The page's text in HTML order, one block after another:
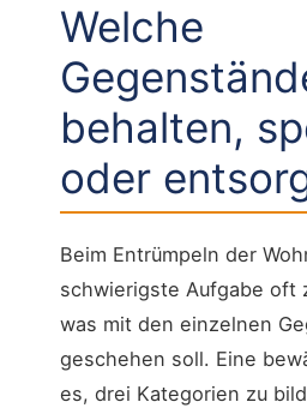
Welche
behalten,
oder
Beim Entrümpeln der
schwierigste Aufgabe oft
was mit den einzelnen
geschehen soll. Eine
es, drei Kategorien zu